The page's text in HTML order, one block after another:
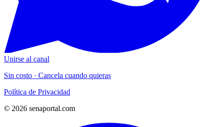
Unirse al canal
Sin costo · Cancela cuando quieras
Política de Privacidad
© 2026 senaportal.com